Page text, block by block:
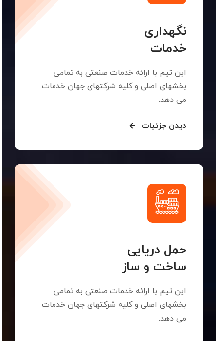
نگهداری
خدمات
این تیم با ارائه خدمات صنعتی به تمامی
بخشهای اصلی و کلیه شرکتهای جهان خدمات
می دهد.
دیدن جزئیات
حمل دریایی
ساخت و ساز
این تیم با ارائه خدمات صنعتی به تمامی
بخشهای اصلی و کلیه شرکتهای جهان خدمات
می دهد.